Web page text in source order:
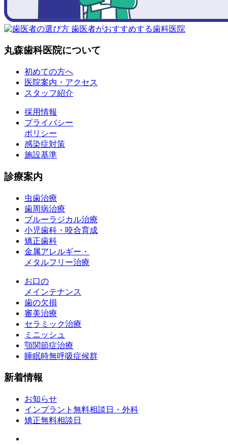
丸森歯科医院について
初めての方へ
医院案内・アクセス
スタッフ紹介
採用情報
プライバシー
ポリシー
感染症対策
施設基準
診療案内
虫歯治療
歯周病治療
ブルーラジカル治療
小児歯科・咬合育成
矯正歯科
金属アレルギー・
メタルフリー治療
お口の
メインテナンス
歯の欠損
審美治療
セラミック治療
ミニッシュ
顎関節症治療
睡眠時無呼吸症候群
新着情報
お知らせ
インプラント無料相談日・外科
矯正無料相談日